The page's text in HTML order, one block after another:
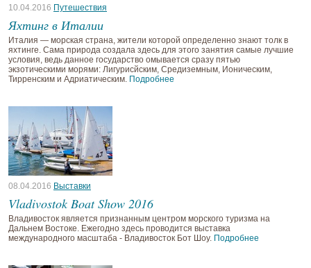
10.04.2016 Путешествия
Яхтинг в Италии
Италия — морская страна, жители которой определенно знают толк в
яхтинге. Сама природа создала здесь для этого занятия самые лучшие
условия, ведь данное государство омывается сразу пятью
экзотическими морями: Лигурисйским, Средиземным, Ионическим,
Тирренским и Адриатическим. Подробнее
08.04.2016 Выставки
Vladivostok Boat Show 2016
Владивосток является признанным центром морского туризма на
Дальнем Востоке. Ежегодно здесь проводится выставка
международного масштаба - Владивосток Бот Шоу. Подробнее